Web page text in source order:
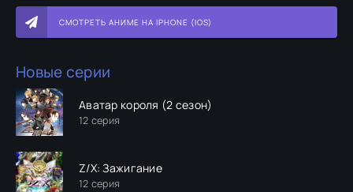
СМОТРЕТЬ АНИМЕ НА IPHONE (IOS)
Новые серии
Аватар короля (2 сезон)
12 серия
Z/X: Зажигание
12 серия